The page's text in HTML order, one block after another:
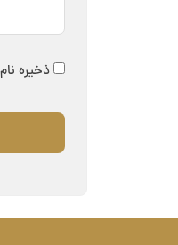
ذخیره